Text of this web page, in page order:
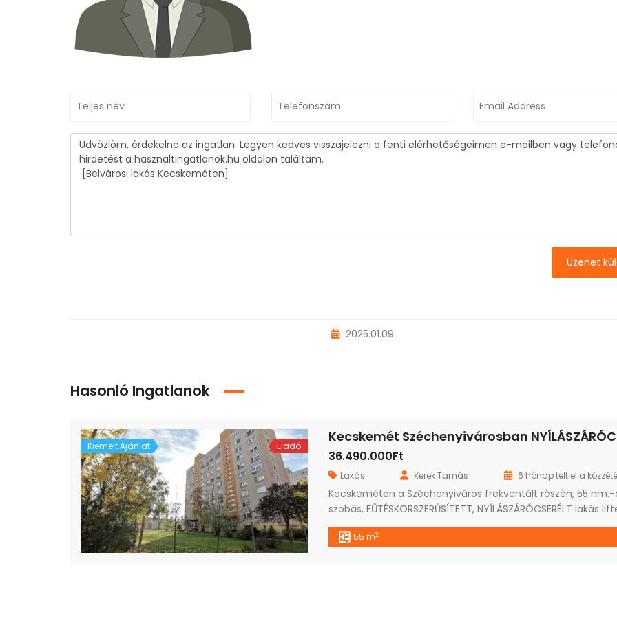
Üzenet
2025.01.09.
Hasonló Ingatlanok
Kiemelt Ajánlat Eladó
36.490.000Ft
Lakás Kerek Tamás 6 hónap telt el a
Kecskeméten a Széchenyiváros frekventált részén, 55 nm.-
szobás, FŰTÉSKORSZERŰSÍTETT, NYÍLÁSZÁRÓCSERÉLT lakás
társasházban eladó. Az ingatlan jó elrendezésű, napfényes
szobák, tágas helyiségek jellemzik. A felújítás már a vevő
55 m2